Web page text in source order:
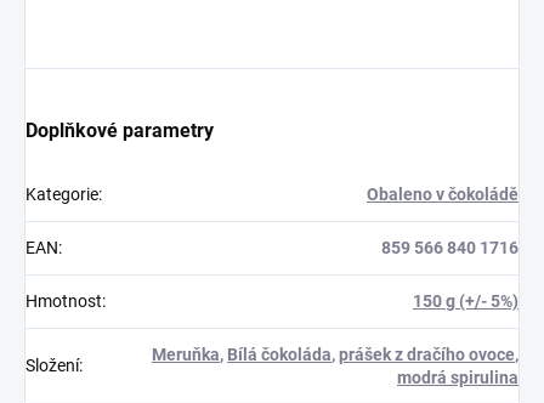
Doplňkové parametry
Kategorie: Obaleno v čokoládě
EAN: 859 566 840 1716
Hmotnost: 150 g (+/- 5%)
Složení:
Meruňka, Bílá čokoláda,prášek z dračího ovoce,
modrá spirulina